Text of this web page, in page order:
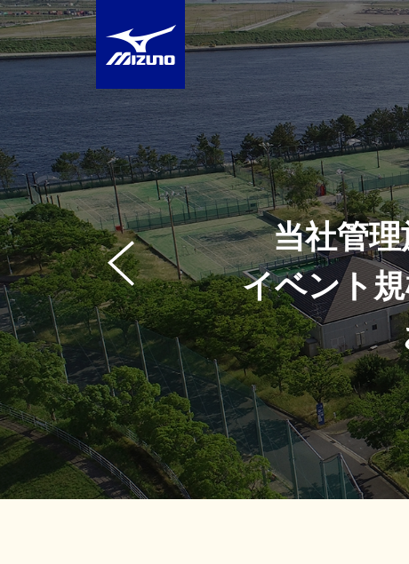
当社管
イベント